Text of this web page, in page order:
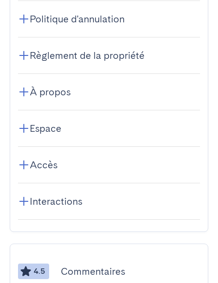
Politique d'annulation
Règlement de la propriété
À propos
Espace
Accès
Interactions
4.5 Commentaires